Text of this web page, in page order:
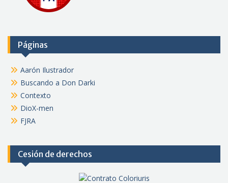
Páginas
Aarón Ilustrador
Buscando a Don Darki
Contexto
DioX-men
FJRA
Cesión de derechos